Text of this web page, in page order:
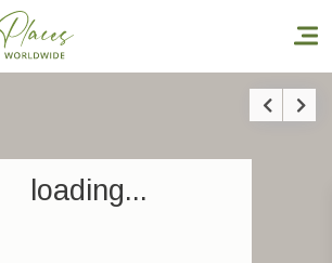
estancia
loading...